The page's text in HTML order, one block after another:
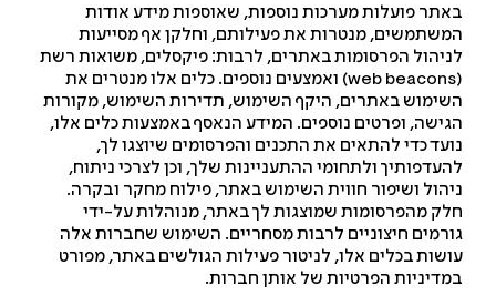
פועלות מערכות נוספות, שאוספות מידע אודות
מנטרות את פעילותם, וחלקן אף מסייעות
הפרסומות באתרים, לרבות: פיקסלים, משואות רשת
(web beacons) ואמצעים נוספים. כלים אלו מנטרים את
באתרים, היקף השימוש, תדירות השימוש, מקורות
ופרטים נוספים. המידע הנאסף באמצעות כלים אלו,
כדי להתאים את התכנים והפרסומים שיוצגו לך,
ולתחומי ההתעניינות שלך, וכן לצרכי ניתוח,
ושיפור חווית השימוש באתר, פילוח מחקר ובקרה.
מהפרסומות שמוצגות לך באתר, מנוהלות על-ידי
חיצוניים לרבות מסחריים. השימוש שחברות אלה
בכלים אלו, לניטור פעילות הגולשים באתר, מפורט
הפרטיות של אותן חברות.